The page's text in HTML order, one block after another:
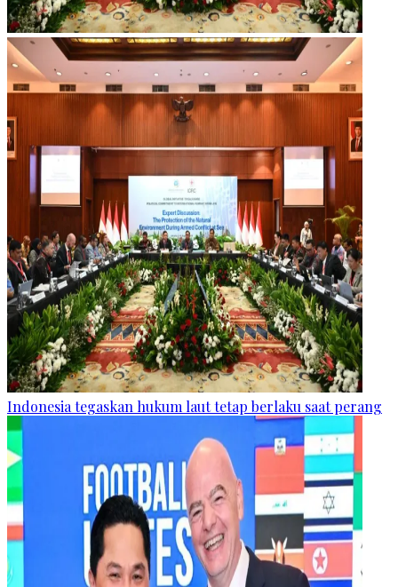
Indonesia tegaskan hukum laut tetap berlaku saat perang